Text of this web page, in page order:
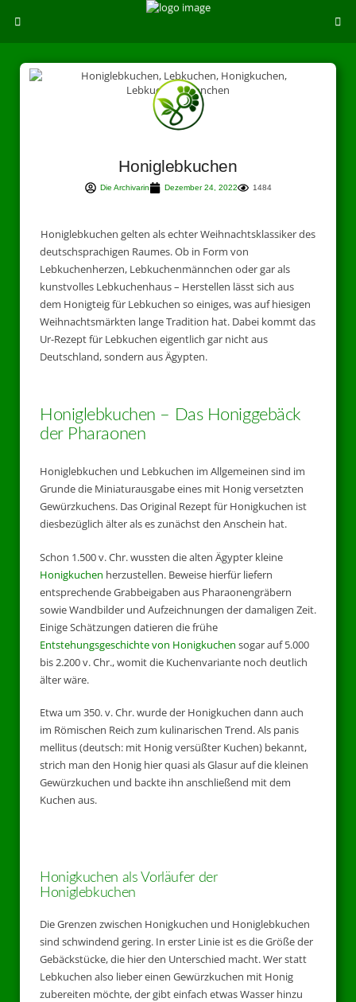
Honiglebkuchen
Die Archivarin Dezember 24, 2022 1484
Honiglebkuchen gelten als echter Weihnachtsklassiker des
deutschsprachigen Raumes. Ob in Form von
Lebkuchenherzen, Lebkuchenmännchen oder gar als
kunstvolles Lebkuchenhaus – Herstellen lässt sich aus
dem Honigteig für Lebkuchen so einiges, was auf hiesigen
Weihnachtsmärkten lange Tradition hat. Dabei kommt das
Ur-Rezept für Lebkuchen eigentlich gar nicht aus
Deutschland, sondern aus Ägypten.
Honiglebkuchen – Das Honiggebäck
der Pharaonen
Honiglebkuchen und Lebkuchen im Allgemeinen sind im
Grunde die Miniaturausgabe eines mit Honig versetzten
Gewürzkuchens. Das Original Rezept für Honigkuchen ist
diesbezüglich älter als es zunächst den Anschein hat.
Schon 1.500 v. Chr. wussten die alten Ägypter kleine
Honigkuchen herzustellen. Beweise hierfür liefern
entsprechende Grabbeigaben aus Pharaonengräbern
sowie Wandbilder und Aufzeichnungen der damaligen Zeit.
Einige Schätzungen datieren die frühe
Entstehungsgeschichte von Honigkuchen sogar auf 5.000
bis 2.200 v. Chr., womit die Kuchenvariante noch deutlich
älter wäre.
Etwa um 350. v. Chr. wurde der Honigkuchen dann auch
im Römischen Reich zum kulinarischen Trend. Als panis
mellitus (deutsch: mit Honig versüßter Kuchen) bekannt,
strich man den Honig hier quasi als Glasur auf die kleinen
Gewürzkuchen und backte ihn anschließend mit dem
Kuchen aus.
Honigkuchen als Vorläufer der
Honiglebkuchen
Die Grenzen zwischen Honigkuchen und Honiglebkuchen
sind schwindend gering. In erster Linie ist es die Größe der
Gebäckstücke, die hier den Unterschied macht. Wer statt
Lebkuchen also lieber einen Gewürzkuchen mit Honig
zubereiten möchte, der gibt einfach etwas Wasser hinzu